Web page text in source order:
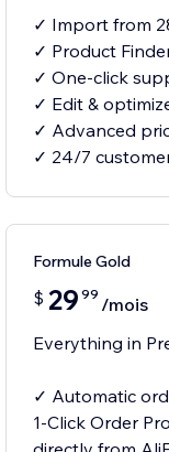
✓ Import from
✓ Product
✓ One-click
✓ Edit &
✓ Advanced
✓ 24/7
Formule Gold
$ 29 99 /mois
Everything in
✓ Automatic
1-Click Order